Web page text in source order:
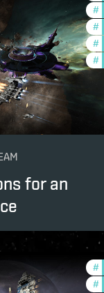
#
#
#
#
for an
#
#